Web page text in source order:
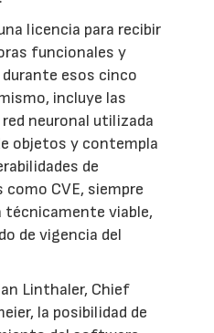
licencia para recibir
funcionales y
esos cinco
incluye las
neuronal utilizada
objetos y contempla
de
CVE, siempre
técnicamente viable,
de vigencia del
Linthaler, Chief
la posibilidad de